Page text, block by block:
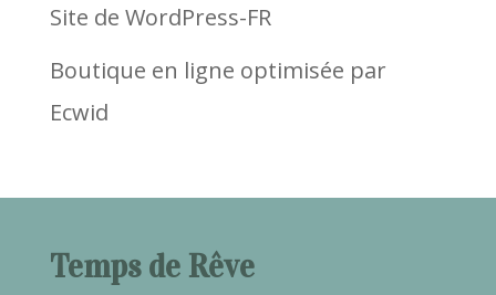
Site de WordPress-FR
Boutique en ligne optimisée par
Ecwid
Temps de Rêve